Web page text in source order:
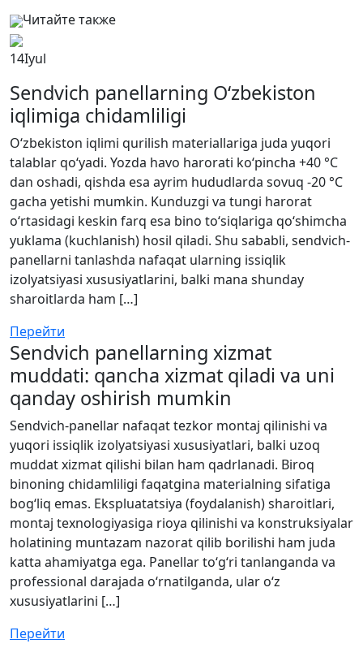
Читайте также
14Iyul
Sendvich panellarning O‘zbekiston
iqlimiga chidamliligi
O‘zbekiston iqlimi qurilish materiallariga juda yuqori
talablar qo‘yadi. Yozda havo harorati ko‘pincha +40 °C
dan oshadi, qishda esa ayrim hududlarda sovuq -20 °C
gacha yetishi mumkin. Kunduzgi va tungi harorat
o‘rtasidagi keskin farq esa bino to‘siqlariga qo‘shimcha
yuklama (kuchlanish) hosil qiladi. Shu sababli, sendvich-
panellarni tanlashda nafaqat ularning issiqlik
izolyatsiyasi xususiyatlarini, balki mana shunday
sharoitlarda ham […]
Перейти
Sendvich panellarning xizmat
muddati: qancha xizmat qiladi va uni
qanday oshirish mumkin
Sendvich-panellar nafaqat tezkor montaj qilinishi va
yuqori issiqlik izolyatsiyasi xususiyatlari, balki uzoq
muddat xizmat qilishi bilan ham qadrlanadi. Biroq
binoning chidamliligi faqatgina materialning sifatiga
bog‘liq emas. Ekspluatatsiya (foydalanish) sharoitlari,
montaj texnologiyasiga rioya qilinishi va konstruksiyalar
holatining muntazam nazorat qilib borilishi ham juda
katta ahamiyatga ega. Panellar to‘g‘ri tanlanganda va
professional darajada o‘rnatilganda, ular o‘z
xususiyatlarini […]
Перейти